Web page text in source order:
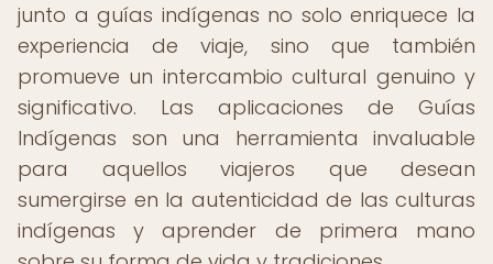
junto a guías indígenas no solo enriquece la
experiencia de viaje, sino que también
promueve un intercambio cultural genuino y
significativo. Las aplicaciones de Guías
Indígenas son una herramienta invaluable
para aquellos viajeros que desean
sumergirse en la autenticidad de las culturas
indígenas y aprender de primera mano